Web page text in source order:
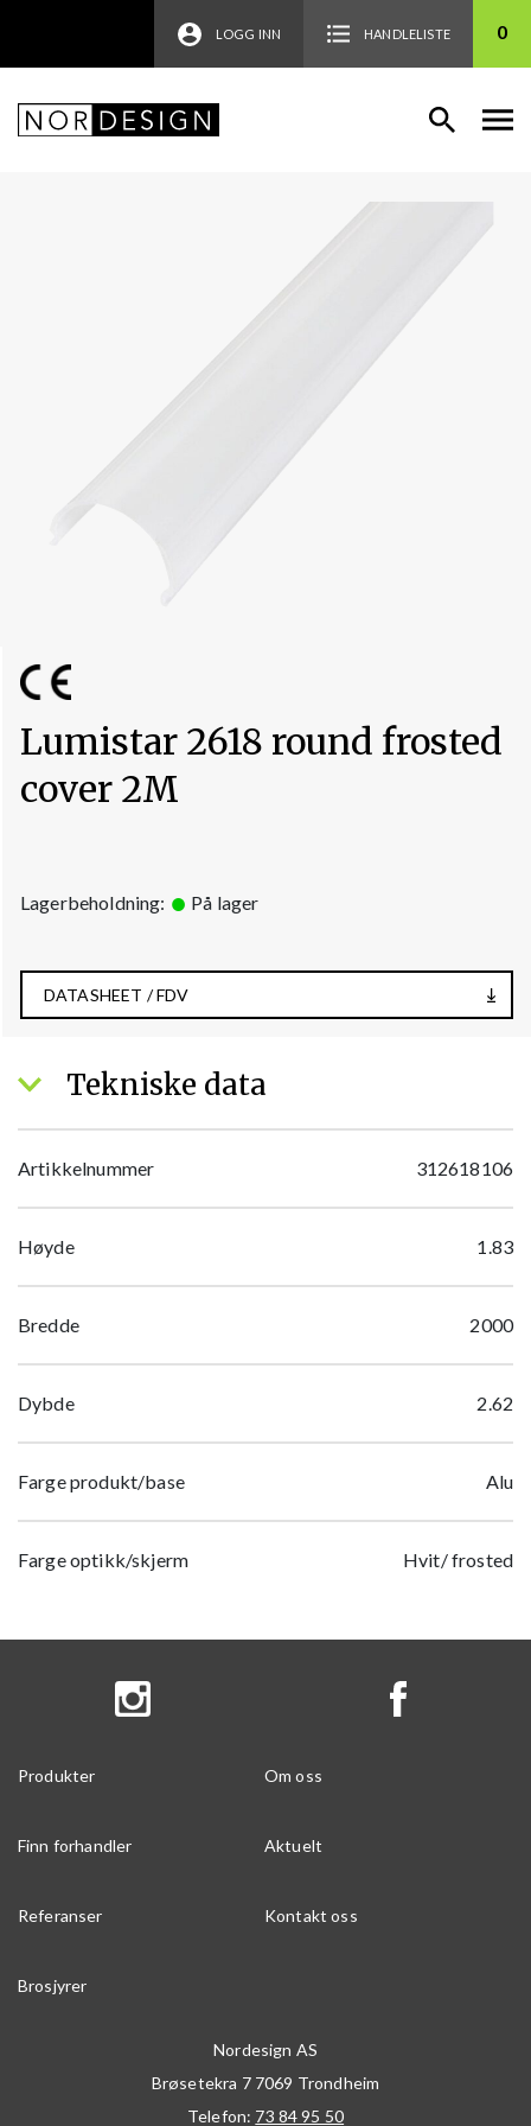
LOGG INN HANDLELISTE 0
Lumistar 2618 round frosted
cover 2M
Lagerbeholdning: På lager
DATASHEET / FDV
Tekniske data
Artikkelnummer 312618106
Høyde 1.83
Bredde 2000
Dybde 2.62
Farge produkt/base Alu
Farge optikk/skjerm Hvit/ frosted
Produkter Om oss
Finn forhandler Aktuelt
Referanser Kontakt oss
Brosjyrer
Nordesign AS
Brøsetekra 7 7069 Trondheim
Telefon: 73 84 95 50